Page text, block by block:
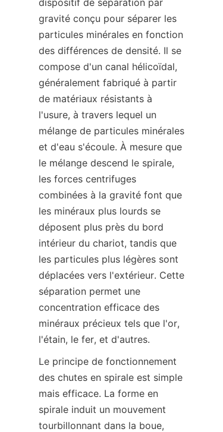
dispositif de séparation par
gravité conçu pour séparer les
particules minérales en fonction
des différences de densité. Il se
compose d'un canal hélicoïdal,
généralement fabriqué à partir
de matériaux résistants à
l'usure, à travers lequel un
mélange de particules minérales
et d'eau s'écoule. À mesure que
le mélange descend le spirale,
les forces centrifuges
combinées à la gravité font que
les minéraux plus lourds se
déposent plus près du bord
intérieur du chariot, tandis que
les particules plus légères sont
déplacées vers l'extérieur. Cette
séparation permet une
concentration efficace des
minéraux précieux tels que l'or,
l'étain, le fer, et d'autres.
Le principe de fonctionnement
des chutes en spirale est simple
mais efficace. La forme en
spirale induit un mouvement
tourbillonnant dans la boue,